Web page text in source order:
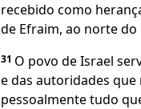
recebido como
de Efraim, ao norte do
31 O povo de Israel
e das autoridades
pessoalmente tudo